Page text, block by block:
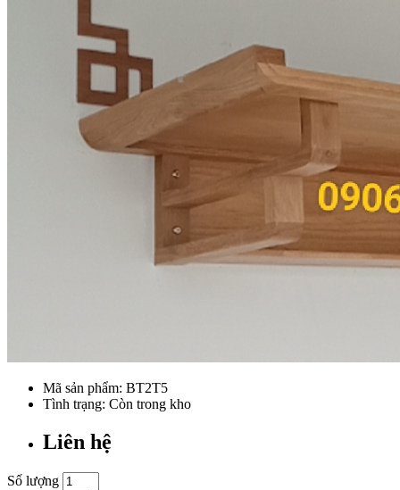
Mã sản phẩm: BT2T5
Tình trạng: Còn trong kho
Liên hệ
Số lượng